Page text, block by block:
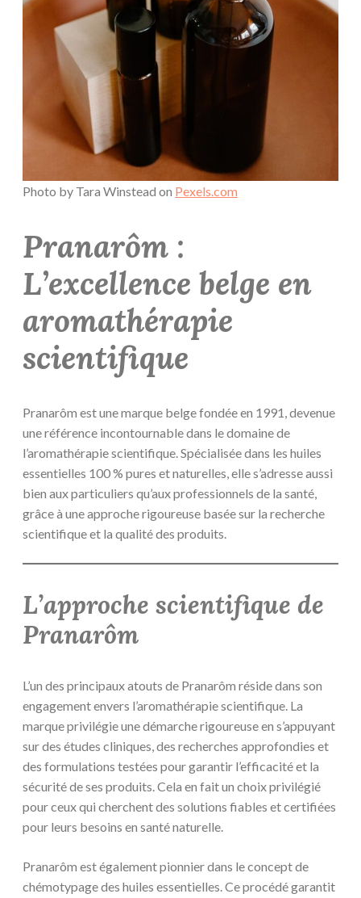
Photo by Tara Winstead on Pexels.com
Pranarôm :
L’excellence belge en
aromathérapie
scientifique
Pranarôm est une marque belge fondée en 1991, devenue
une référence incontournable dans le domaine de
l’aromathérapie scientifique. Spécialisée dans les huiles
essentielles 100 % pures et naturelles, elle s’adresse aussi
bien aux particuliers qu’aux professionnels de la santé,
grâce à une approche rigoureuse basée sur la recherche
scientifique et la qualité des produits.
L’approche scientifique de
Pranarôm
L’un des principaux atouts de Pranarôm réside dans son
engagement envers l’aromathérapie scientifique. La
marque privilégie une démarche rigoureuse en s’appuyant
sur des études cliniques, des recherches approfondies et
des formulations testées pour garantir l’efficacité et la
sécurité de ses produits. Cela en fait un choix privilégié
pour ceux qui cherchent des solutions fiables et certifiées
pour leurs besoins en santé naturelle.
Pranarôm est également pionnier dans le concept de
chémotypage des huiles essentielles. Ce procédé garantit